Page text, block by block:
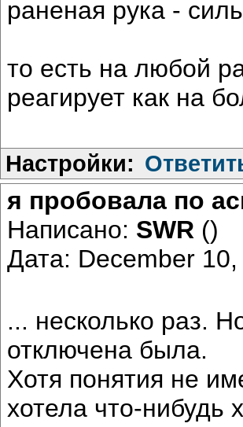
раненая рука -
то есть на любой
реагирует как на
Настройки:
я пробовала по
Написано: SWR ()
Дата: December
... несколько раз.
отключена была.
Хотя понятия не
хотела что-нибудь